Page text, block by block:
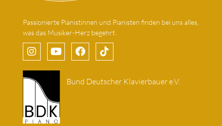
Passionierte Pianistinnen und Pianisten finden bei uns alles,
was das Musiker-Herz begehrt.
Bund Deutscher Klavierbauer e.V.